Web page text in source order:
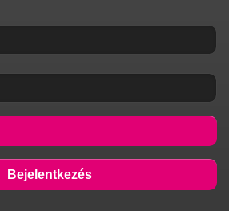
Bejelentkezés